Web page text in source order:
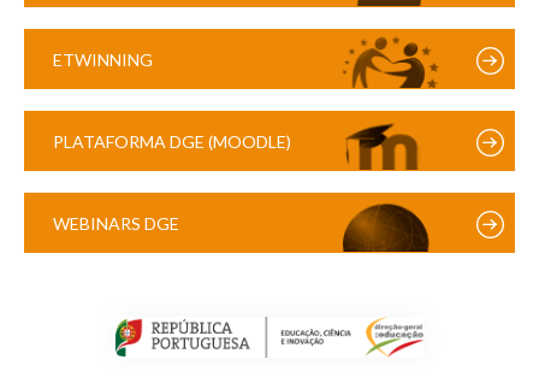
ETWINNING
PLATAFORMA DGE (MOODLE)
WEBINARS DGE